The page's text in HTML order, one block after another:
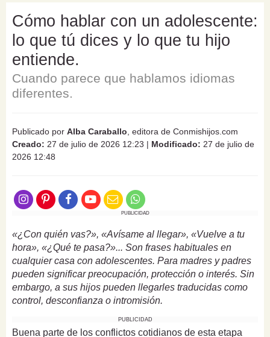
Cómo hablar con un adolescente:
lo que tú dices y lo que tu hijo
entiende.
Cuando parece que hablamos idiomas
diferentes.
Publicado por Alba Caraballo , editora de Conmishijos.com
Creado: 27 de julio de 2026 12:23 | Modificado: 27 de julio de
2026 12:48
PUBLICIDAD
«¿Con quién vas?», «Avísame al llegar», «Vuelve a tu
hora», «¿Qué te pasa?»... Son frases habituales en
cualquier casa con adolescentes. Para madres y padres
pueden significar preocupación, protección o interés. Sin
embargo, a sus hijos pueden llegarles traducidas como
control, desconfianza o intromisión.
PUBLICIDAD
Buena parte de los conflictos cotidianos de esta etapa